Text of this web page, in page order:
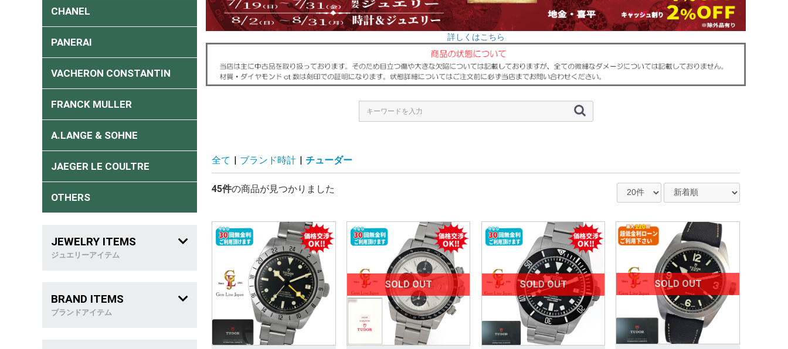
CHANEL
PANERAI
VACHERON CONSTANTIN
FRANCK MULLER
A.LANGE & SOHNE
JAEGER LE COULTRE
OTHERS
JEWELRY ITEMS
ジュエリーアイテム
喜 平
BRAND ITEMS
ブランドアイテム
詳しくはこちら
全て | ブランド時計 | チューダー
45件の商品が見つかりました
SOLD OUT SOLD OUT SOLD OUT